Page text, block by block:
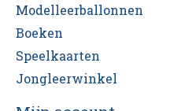
Modelleerballonnen
Boeken
Speelkaarten
Jongleerwinkel